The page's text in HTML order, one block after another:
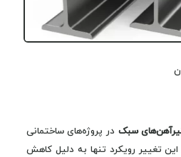
سبک در پروژه‌های ساختمانی
تغییر رویکرد تنها به دلیل کاهش